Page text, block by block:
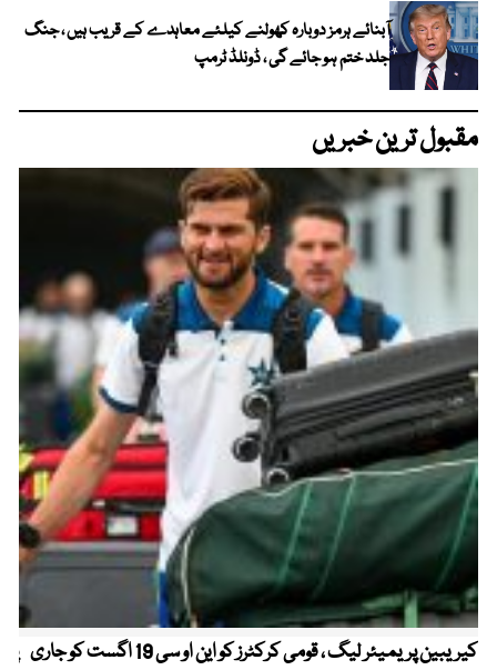
آبنائے ہرمز دوبارہ کھولنے کیلئے معاہدے کے قریب ہیں ، جنگ
جلد ختم ہو جائے گی ، ڈونلڈ ٹرمپ
مقبول ترین خبریں
کیریبین پریمیئر لیگ ، قومی کرکٹرز کو این او سی 19 اگست کو جاری